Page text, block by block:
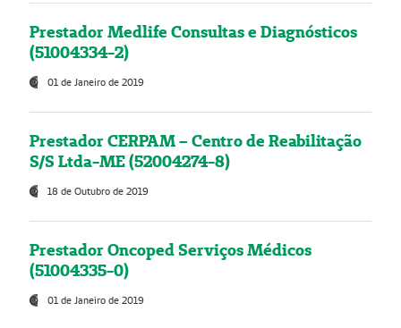
Prestador Medlife Consultas e Diagnósticos
(51004334-2)
01 de Janeiro de 2019
Prestador CERPAM – Centro de Reabilitação
S/S Ltda-ME (52004274-8)
18 de Outubro de 2019
Prestador Oncoped Serviços Médicos
(51004335-0)
01 de Janeiro de 2019